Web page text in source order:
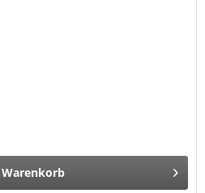
Warenkorb